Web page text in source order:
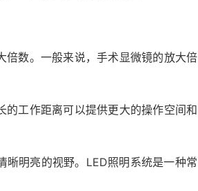
倍数。一般来说，手术显微镜的放大倍
工作距离可以提供更大的操作空间和
晰明亮的视野。LED照明系统是一种常